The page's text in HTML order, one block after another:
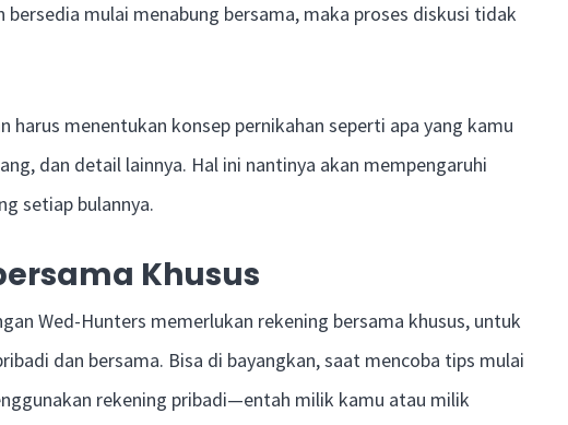
bersedia mulai menabung bersama, maka proses diskusi tidak
harus menentukan konsep pernikahan seperti apa yang kamu
dan detail lainnya. Hal ini nantinya akan mempengaruhi
setiap bulannya.
Khusus
Wed-Hunters memerlukan rekening bersama khusus, untuk
dan bersama. Bisa di bayangkan, saat mencoba tips mulai
rekening pribadi—entah milik kamu atau milik